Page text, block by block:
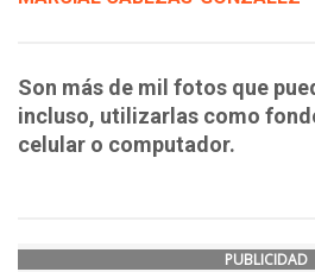
Son más de mil fotos que
incluso, utilizarlas como
celular o computador.
PUBLICIDAD